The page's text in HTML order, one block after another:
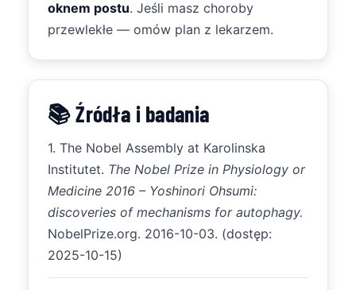
oknem postu. Jeśli masz choroby
przewlekłe — omów plan z lekarzem.
📚 Źródła i badania
1. The Nobel Assembly at Karolinska
Institutet. The Nobel Prize in Physiology or
Medicine 2016 – Yoshinori Ohsumi:
discoveries of mechanisms for autophagy.
NobelPrize.org. 2016-10-03. (dostęp:
2025-10-15)